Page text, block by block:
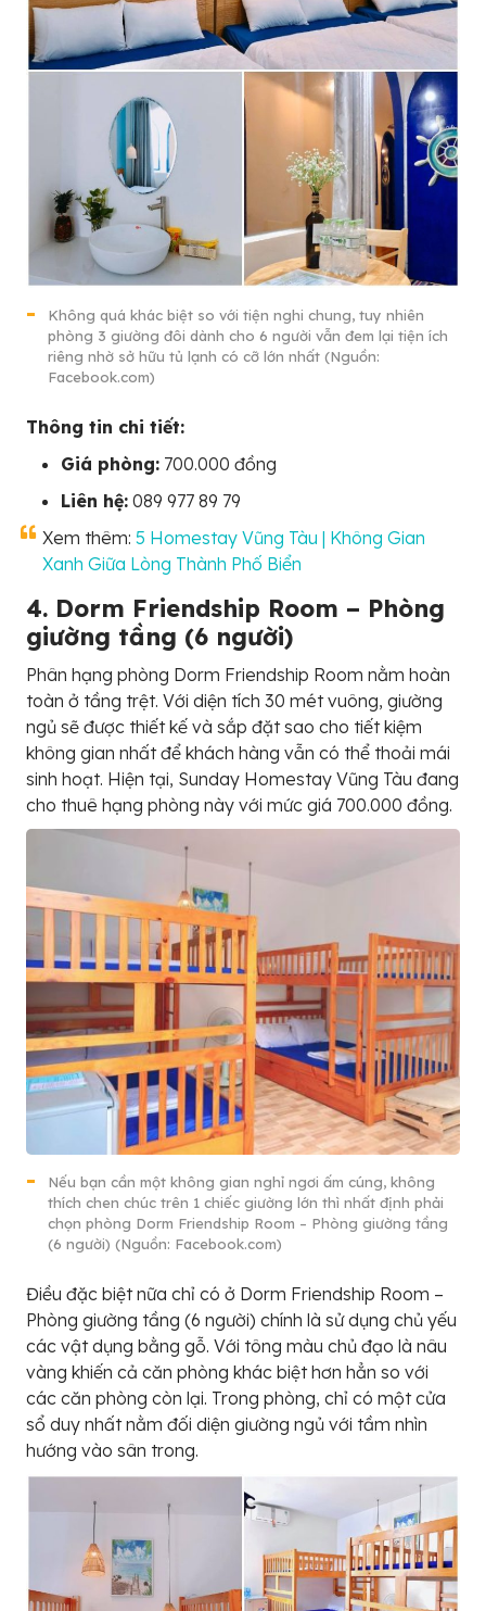
Không quá khác biệt so với tiện nghi chung, tuy nhiên
phòng 3 giường đôi dành cho 6 người vẫn đem lại tiện ích
riêng nhờ sở hữu tủ lạnh có cỡ lớn nhất (Nguồn:
Facebook.com)
Thông tin chi tiết:
Giá phòng: 700.000 đồng
Liên hệ: 089 977 89 79
Xem thêm: 5 Homestay Vũng Tàu | Không Gian
Xanh Giữa Lòng Thành Phố Biển
4. Dorm Friendship Room – Phòng
giường tầng (6 người)
Phân hạng phòng Dorm Friendship Room nằm hoàn
toàn ở tầng trệt. Với diện tích 30 mét vuông, giường
ngủ sẽ được thiết kế và sắp đặt sao cho tiết kiệm
không gian nhất để khách hàng vẫn có thể thoải mái
sinh hoạt. Hiện tại, Sunday Homestay Vũng Tàu đang
cho thuê hạng phòng này với mức giá 700.000 đồng.
Nếu bạn cần một không gian nghỉ ngơi ấm cúng, không
thích chen chúc trên 1 chiếc giường lớn thì nhất định phải
chọn phòng Dorm Friendship Room – Phòng giường tầng
(6 người) (Nguồn: Facebook.com)
Điều đặc biệt nữa chỉ có ở Dorm Friendship Room –
Phòng giường tầng (6 người) chính là sử dụng chủ yếu
các vật dụng bằng gỗ. Với tông màu chủ đạo là nâu
vàng khiến cả căn phòng khác biệt hơn hẳn so với
các căn phòng còn lại. Trong phòng, chỉ có một cửa
sổ duy nhất nằm đối diện giường ngủ với tầm nhìn
hướng vào sân trong.